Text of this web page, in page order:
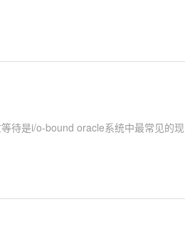
待是i/o-bound oracle系统中最常见的现